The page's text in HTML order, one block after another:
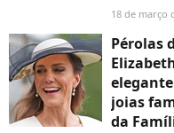
18 de março
Pérolas
joias
da